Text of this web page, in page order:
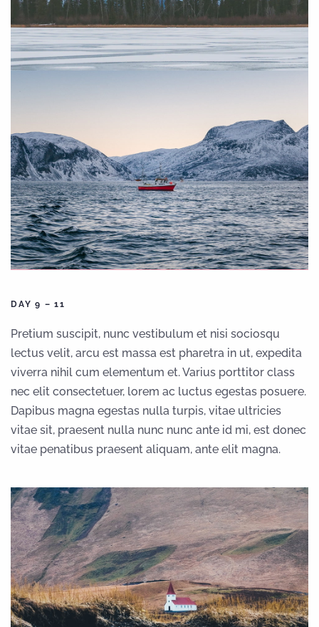
DAY 9 – 11
Pretium suscipit, nunc vestibulum et nisi sociosqu
lectus velit, arcu est massa est pharetra in ut, expedita
viverra nihil cum elementum et. Varius porttitor class
nec elit consectetuer, lorem ac luctus egestas posuere.
Dapibus magna egestas nulla turpis, vitae ultricies
vitae sit, praesent nulla nunc nunc ante id mi, est donec
vitae penatibus praesent aliquam, ante elit magna.